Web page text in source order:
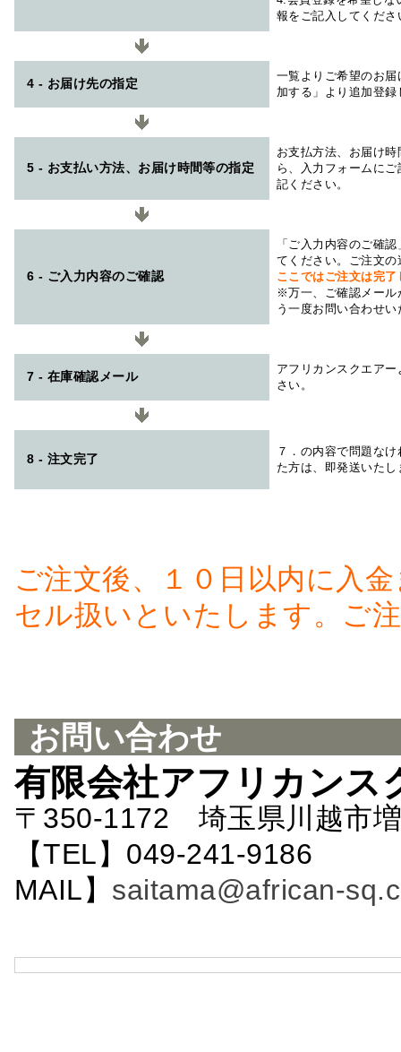
報をご記入してくださ
4 - お届け先の指定
一覧よりご希望のお
加する」より追加登
5 - お支払い方法、お届け時間等の指定
お支払方法、お届け
ら、入力フォームに
記ください。
6 - ご入力内容のご確認
「ご入力内容のご確
てください。ご注文
ここではご注文は完
※万一、ご確認メール
う一度お問い合わせ
7 - 在庫確認メール
アフリカンスクエアー
さい。
8 - 注文完了
７．の内容で問題な
た方は、即発送いたし
ご注文後、１０日以内に入
セル扱いといたします。ご
お問い合わせ
有限会社アフリカンス
〒350-1172 埼玉県川越市
【TEL】049-241-
MAIL】 saitama@african-